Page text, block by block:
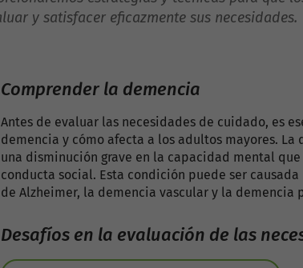
y satisfacer eficazmente sus necesidades.
Comprender la demencia
Antes de evaluar las necesidades de cuidado, es
demencia y cómo afecta a los adultos mayores.
una disminución grave en la capacidad mental
conducta social. Esta condición puede ser
de Alzheimer, la demencia vascular y la demencia
Desafíos en la evaluación de las